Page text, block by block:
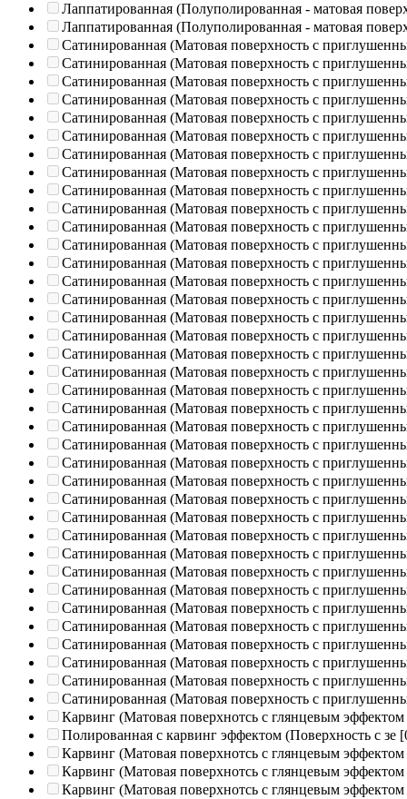
Лаппатированная (Полуполированная - матовая
Лаппатированная (Полуполированная - матовая
Сатинированная (Матовая поверхность с
Сатинированная (Матовая поверхность с
Сатинированная (Матовая поверхность с
Сатинированная (Матовая поверхность с
Сатинированная (Матовая поверхность с
Сатинированная (Матовая поверхность с
Сатинированная (Матовая поверхность с
Сатинированная (Матовая поверхность с
Сатинированная (Матовая поверхность с
Сатинированная (Матовая поверхность с
Сатинированная (Матовая поверхность с
Сатинированная (Матовая поверхность с
Сатинированная (Матовая поверхность с
Сатинированная (Матовая поверхность с
Сатинированная (Матовая поверхность с
Сатинированная (Матовая поверхность с
Сатинированная (Матовая поверхность с
Сатинированная (Матовая поверхность с
Сатинированная (Матовая поверхность с
Сатинированная (Матовая поверхность с
Сатинированная (Матовая поверхность с
Сатинированная (Матовая поверхность с
Сатинированная (Матовая поверхность с
Сатинированная (Матовая поверхность с
Сатинированная (Матовая поверхность с
Сатинированная (Матовая поверхность с
Сатинированная (Матовая поверхность с
Сатинированная (Матовая поверхность с
Сатинированная (Матовая поверхность с
Сатинированная (Матовая поверхность с
Сатинированная (Матовая поверхность с
Сатинированная (Матовая поверхность с
Сатинированная (Матовая поверхность с
Сатинированная (Матовая поверхность с
Сатинированная (Матовая поверхность с
Сатинированная (Матовая поверхность с
Сатинированная (Матовая поверхность с
Карвинг (Матовая поверхнотсь с глянцевым эффектом
Полированная c карвинг эффектом (Поверхность с зе
Карвинг (Матовая поверхнотсь с глянцевым эффектом
Карвинг (Матовая поверхнотсь с глянцевым эффектом
Карвинг (Матовая поверхнотсь с глянцевым эффектом